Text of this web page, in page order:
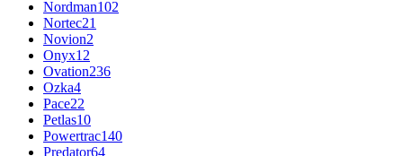
Nordman102
Nortec21
Novion2
Onyx12
Ovation236
Ozka4
Pace22
Petlas10
Powertrac140
Predator64